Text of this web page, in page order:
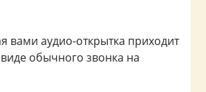
вами аудио-открытка приходит
обычного звонка на